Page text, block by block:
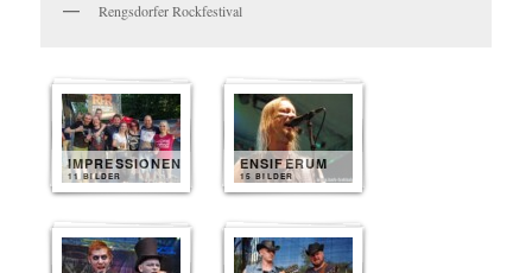
Rengsdorfer Rockfestival
IMPRESSIONEN
11 BILDER
ENSIFERUM
15 BILDER